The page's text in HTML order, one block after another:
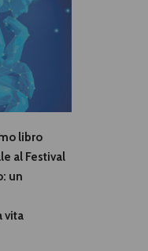
libro
al Festival
un
vita